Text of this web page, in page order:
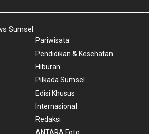
Sumsel
Pariwisata
Pendidikan & Kesehatan
Hiburan
Pilkada Sumsel
Edisi Khusus
Internasional
Redaksi